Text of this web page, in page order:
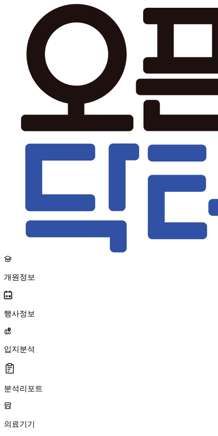
개원정보
행사정보
입지분석
분석리포트
의료기기